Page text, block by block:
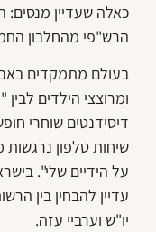
כאלה שעדיין
הרש"פי מהחלבון
בעולם מתמקדים
ומרוצצי הילדים
דיסידנטים שוחרי
שיחות טלפון
על הידיים שלי".
עדיין להבחין בין
יו"ש וערביי עזה.